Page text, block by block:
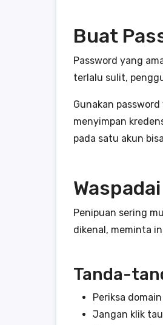
Buat
Password yang
terlalu sulit,
Gunakan
menyimpan
pada satu akun
Penipuan sering
dikenal, meminta
Tanda-
Periksa
Jangan klik